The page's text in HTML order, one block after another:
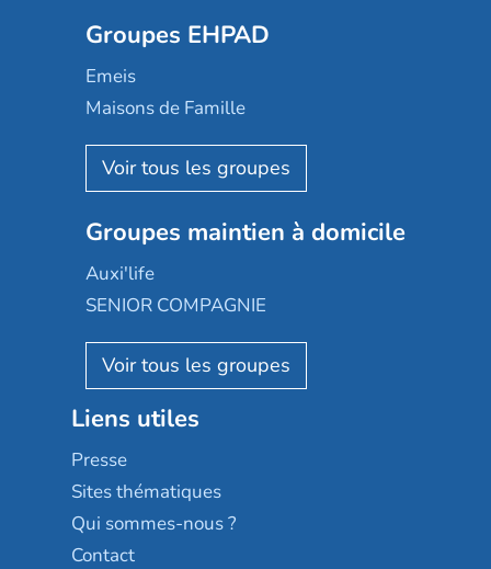
Mobicap
Domusvi
Happy Senior
Aquarelia
Nexity edenea
Les jardins d'Arcadie
Reseda
Stella management
Les villages d'or
Sérénys
Résidences services Villa Médicis
Groupes EHPAD
Emeis
Maisons de Famille
Korian
Emera
Groupe SOS
Le Noble Âge
Almage
Résidalya
Groupe aplus
Groupes maintien à domicile
Auxi'life
SENIOR COMPAGNIE
AGE D'OR Services
Liens utiles
Presse
Sites thématiques
Qui sommes-nous ?
Contact